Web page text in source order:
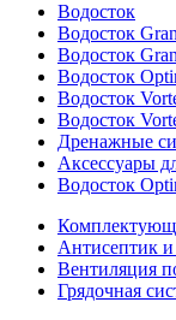
Водосток
Водосток
Водосток
Водосток
Водосток
Водосток
Дренажные
Аксессуары
Водосток
Антисептик
Вентиляция
Грядочная